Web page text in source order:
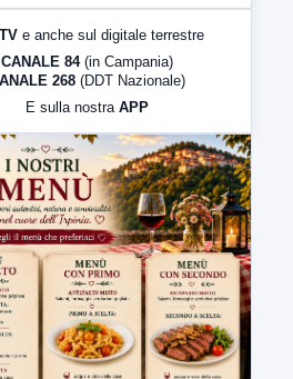
LabNews (Diretta)
LabNews (replica)
e anche sul digitale terrestre
CANALE 84 (in Campania)
268 (DDT Nazionale)
E sulla nostra APP